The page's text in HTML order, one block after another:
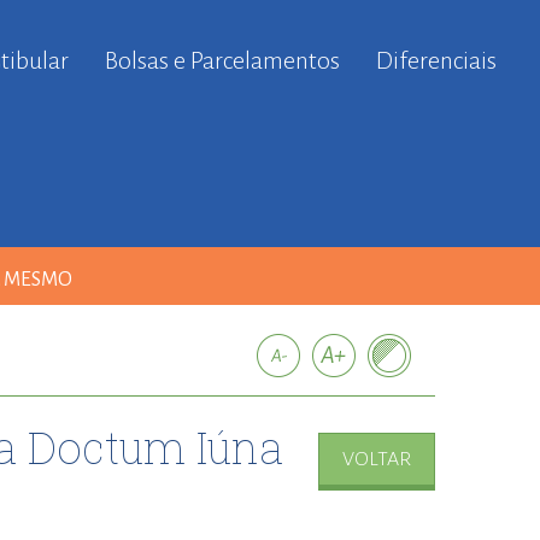
Bolsas e Parcelamentos Diferenciais
MESMO
Doctum Iúna VOLTAR